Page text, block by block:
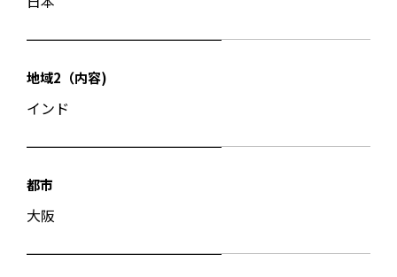
地域2（内容)
インド
都市
大阪